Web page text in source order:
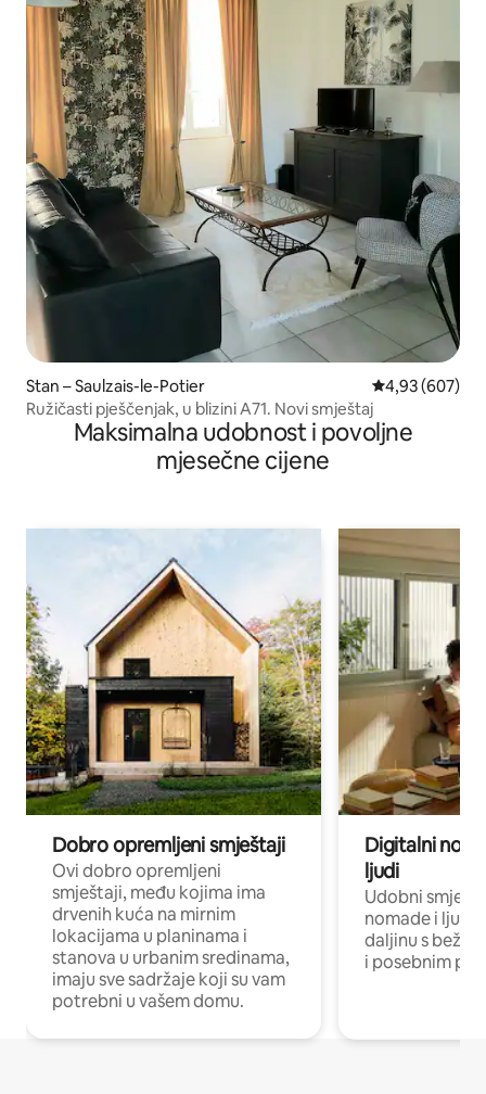
Stan – Saulzais-le-Potier Prosječna
4,93 (607)
Ružičasti pješčenjak, u blizini A71. Novi smještaj
Maksimalna udobnost i povoljne
mjesečne cijene
Dobro opremljeni smještaji
Ovi dobro opremljeni
smještaji, među kojima ima
drvenih kuća na mirnim
lokacijama u planinama i
stanova u urbanim sredinama,
imaju sve sadržaje koji su vam
potrebni u vašem domu.
Digitalni
ljudi
Udobni
nomade i ljude
daljinu s
i posebnim